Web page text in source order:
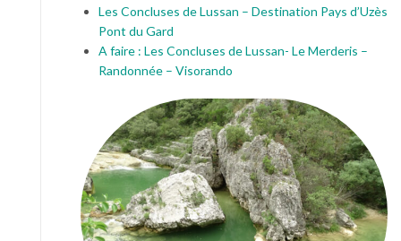
Les Concluses de Lussan – Destination Pays d’Uzès
Pont du Gard
A faire : Les Concluses de Lussan- Le Merderis –
Randonnée – Visorando